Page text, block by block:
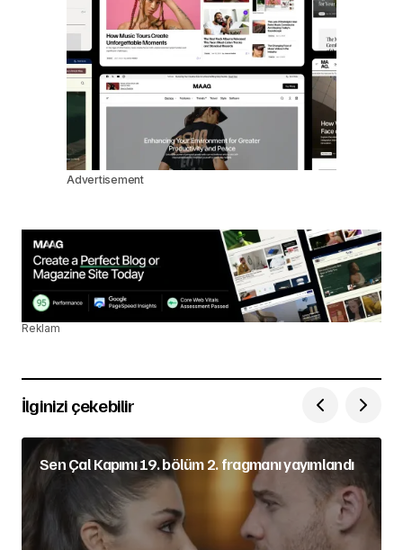
Advertisement
Reklam
İlginizi çekebilir
Sen Çal Kapımı 19. bölüm 2. fragmanı yayımlandı